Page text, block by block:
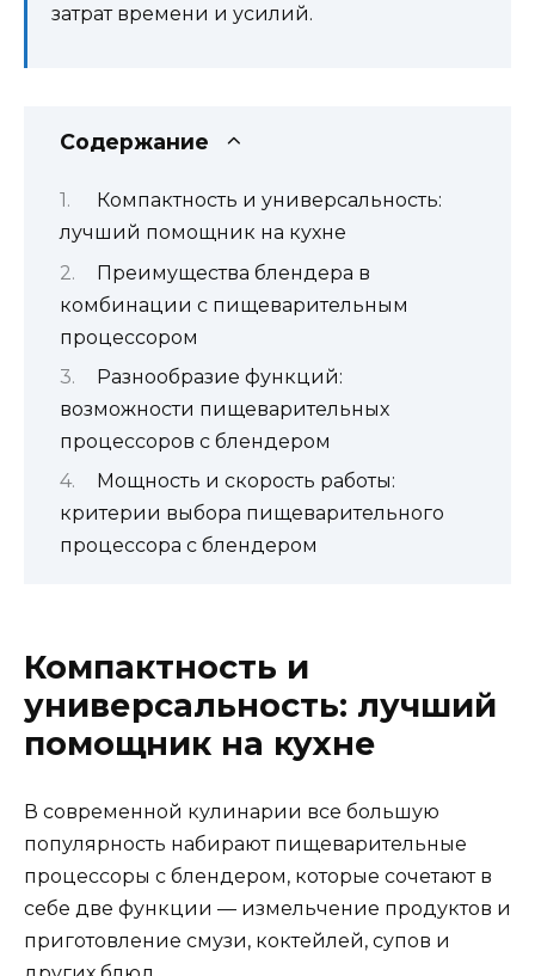
затрат времени и усилий.
Содержание
Компактность и универсальность:
лучший помощник на кухне
Преимущества блендера в
комбинации с пищеварительным
процессором
Разнообразие функций:
возможности пищеварительных
процессоров с блендером
Мощность и скорость работы:
критерии выбора пищеварительного
процессора с блендером
Компактность и
универсальность: лучший
помощник на кухне
В современной кулинарии все большую
популярность набирают пищеварительные
процессоры с блендером, которые сочетают в
себе две функции — измельчение продуктов и
приготовление смузи, коктейлей, супов и